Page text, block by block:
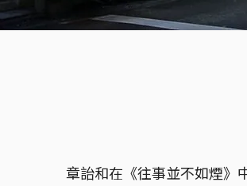
章詒和在《往事並不如煙》